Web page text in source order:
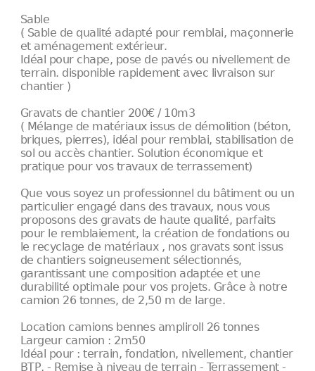
Sable
( Sable de qualité adapté pour remblai, maçonnerie
et aménagement extérieur.
Idéal pour chape, pose de pavés ou nivellement de
terrain. disponible rapidement avec livraison sur
chantier )
Gravats de chantier 200€ / 10m3
( Mélange de matériaux issus de démolition (béton,
briques, pierres), idéal pour remblai, stabilisation de
sol ou accès chantier. Solution économique et
pratique pour vos travaux de terrassement)
Que vous soyez un professionnel du bâtiment ou un
particulier engagé dans des travaux, nous vous
proposons des gravats de haute qualité, parfaits
pour le remblaiement, la création de fondations ou
le recyclage de matériaux , nos gravats sont issus
de chantiers soigneusement sélectionnés,
garantissant une composition adaptée et une
durabilité optimale pour vos projets. Grâce à notre
camion 26 tonnes, de 2,50 m de large.
Location camions bennes ampliroll 26 tonnes
Largeur camion : 2m50
Idéal pour : terrain, fondation, nivellement, chantier
BTP, - Remise à niveau de terrain - Terrassement -